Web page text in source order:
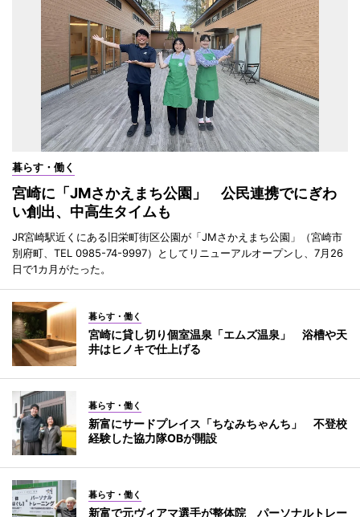
暮らす・働く
宮崎に「JMさかえまち公園」 公民連携でにぎわ
い創出、中高生タイムも
JR宮崎駅近くにある旧栄町街区公園が「JMさかえまち公園」（宮崎市
別府町、TEL 0985-74-9997）としてリニューアルオープンし、7月26
日で1カ月がたった。
暮らす・働く
宮崎に貸し切り個室温泉「エムズ温泉」 浴槽や天
井はヒノキで仕上げる
暮らす・働く
新富にサードプレイス「ちなみちゃんち」 不登校
経験した協力隊OBが開設
暮らす・働く
新富で元ヴィアマ選手が整体院 パーソナルトレー